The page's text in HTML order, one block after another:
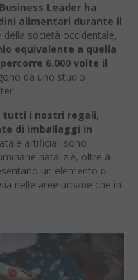
Leader ha
alimentari durante il
della società occidentale,
equivalente a quella
6.000 volte il
da uno studio
tutti i nostri regali,
di imballaggi in
artificiali sono
natalizie, oltre a
un elemento di
nelle aree urbane che in